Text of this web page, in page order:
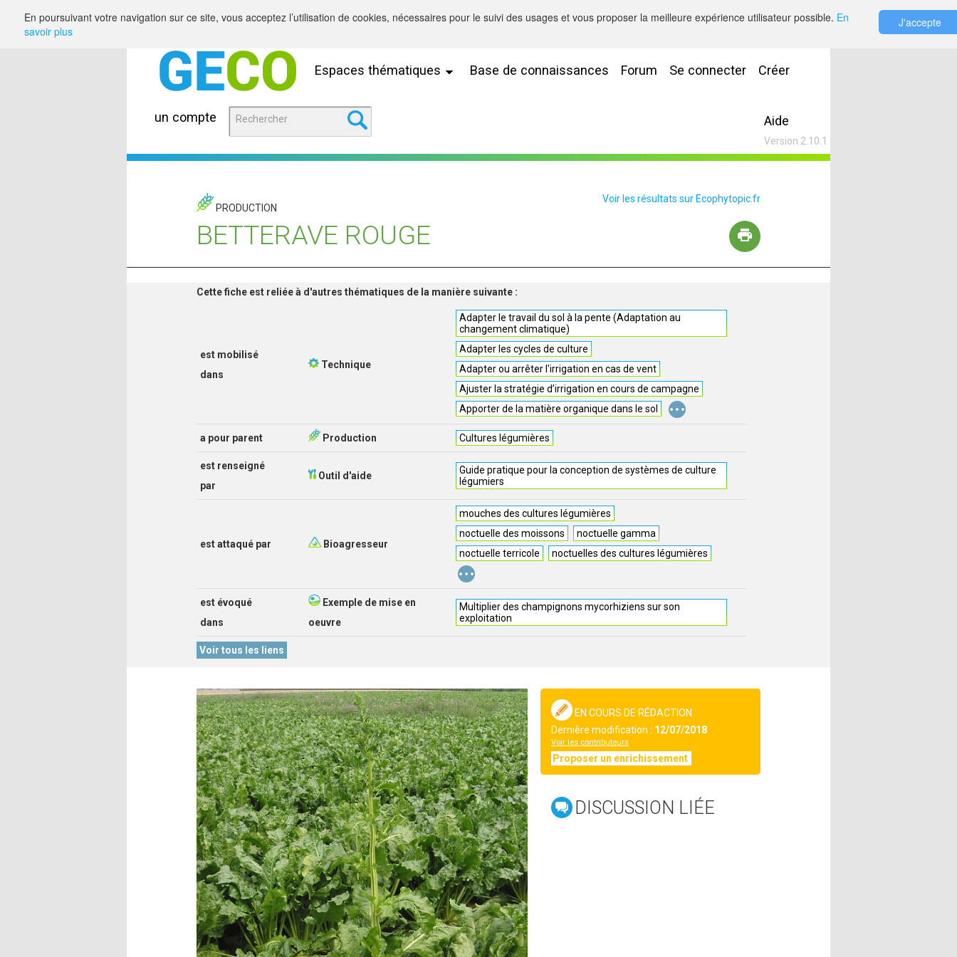
Espaces thématiques Base de connaissances Forum Se connecter Créer
un compte Aide
Version 2.10.1
PRODUCTION
Voir les résultats sur Ecophytopic.fr
BETTERAVE ROUGE
Cette fiche est reliée à d'autres thématiques de la manière suivante :
est mobilisé
dans
Technique
Adapter le travail du sol à la pente (Adaptation au
changement climatique)
Adapter les cycles de culture
Adapter ou arrêter l'irrigation en cas de vent
Ajuster la stratégie d’irrigation en cours de campagne
Apporter de la matière organique dans le sol
...
a pour parent Production Cultures légumières
est renseigné
par
Outil d'aide
Guide pratique pour la conception de systèmes de culture
légumiers
est attaqué par Bioagresseur
mouches des cultures légumières
noctuelle des moissons
noctuelle gamma
noctuelle terricole
noctuelles des cultures légumières
...
est évoqué
dans
Exemple de mise en
oeuvre
Multiplier des champignons mycorhiziens sur son
exploitation
Voir tous les liens
EN COURS DE RÉDACTION
Dernière modification : 12/07/2018
Voir les contributeurs
Proposer un enrichissement
DISCUSSION LIÉE
En poursuivant votre navigation sur ce site, vous acceptez l’utilisation de cookies, nécessaires pour le suivi des usages et vous proposer la meilleure expérience utilisateur possible. En
savoir plus
J'accepte